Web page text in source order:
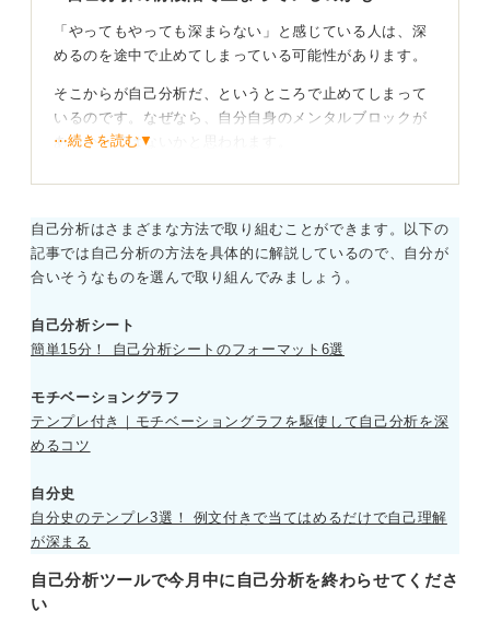
「やってもやっても深まらない」と感じている人は、深
めるのを途中で止めてしまっている可能性があります。
そこからが自己分析だ、というところで止めてしまって
いるのです。なぜなら、自分自身のメンタルブロックが
あるからではないかと思われます。
「しっくりこない」「誰でもいえることじゃない」と思
はずなのに、そこで止めているからモヤモヤしているの
かもしれません。
たとえば、「粘り強い」「チャレンジ精神がある」とい
った抽象的な表現は、ほかの人とかぶることが多いで
す。
いったものも同様です。
しかし、「誰でもいえることじゃない」というのは、そ
その人らしさなのです。
自分なりのエピソードが出てくれば問題ない！ 背
⋯続きを読む▼
自己分析はさまざまな方法で取り組むことができます。以下の
記事では自己分析の方法を具体的に解説しているので、自分が
合いそうなものを選んで取り組んでみましょう。
自己分析シート
簡単15分！ 自己分析シートのフォーマット6選
モチベーショングラフ
テンプレ付き｜モチベーショングラフを駆使して自己分析を深
めるコツ
自分史
自分史のテンプレ3選！ 例文付きで当てはめるだけで自己理解
が深まる
自己分析ツールで今月中に自己分析を終わらせてくださ
い